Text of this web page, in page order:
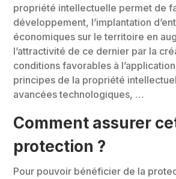
propriété intellectuelle permet de
développement, l’implantation
économiques sur le territoire en
l’attractivité de ce dernier par la
conditions favorables à
principes de la propriété
avancées technologiques, …
Comment assurer
protection ?
Pour pouvoir bénéficier de la